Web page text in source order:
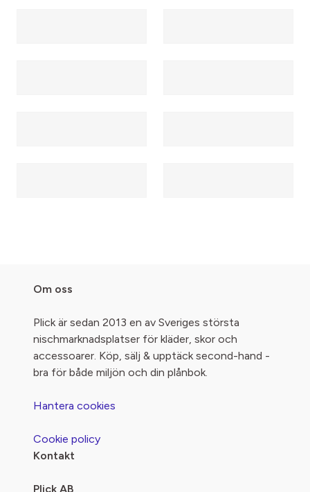
Om oss
Plick är sedan 2013 en av Sveriges största
nischmarknadsplatser för kläder, skor och
accessoarer. Köp, sälj & upptäck second-hand -
bra för både miljön och din plånbok.
Hantera cookies
Cookie policy
Kontakt
Plick AB